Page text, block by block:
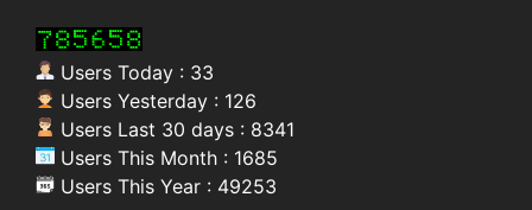
Users Today : 33
Users Yesterday : 126
Users Last 30 days : 8341
Users This Month : 1685
Users This Year : 49253